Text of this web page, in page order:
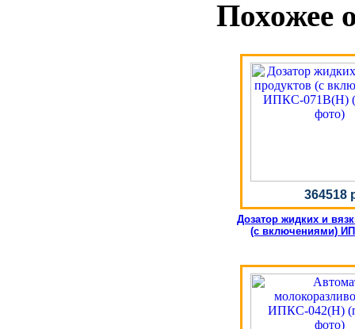
Похожее
364518
Дозатор жидких и
(с включениями)